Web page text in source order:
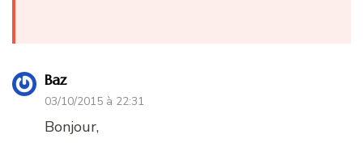
Baz
03/10/2015 à 22:31
Bonjour,